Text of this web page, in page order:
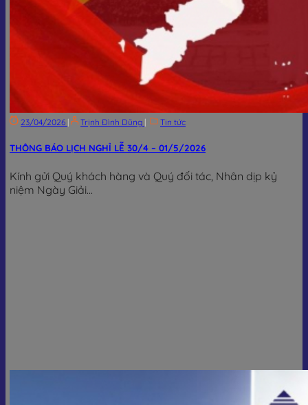
23/04/2026 | Trịnh Đình Dũng | Tin tức
THÔNG BÁO LỊCH NGHỈ LỄ 30/4 – 01/5/2026
Kính gửi Quý khách hàng và Quý đối tác, Nhân dịp kỷ
niệm Ngày Giải...